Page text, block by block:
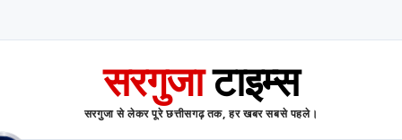
सरगुजाटाइम्स
सरगुजा से लेकर पूरे छत्तीसगढ़ तक, हर खबर सबसे पहले।